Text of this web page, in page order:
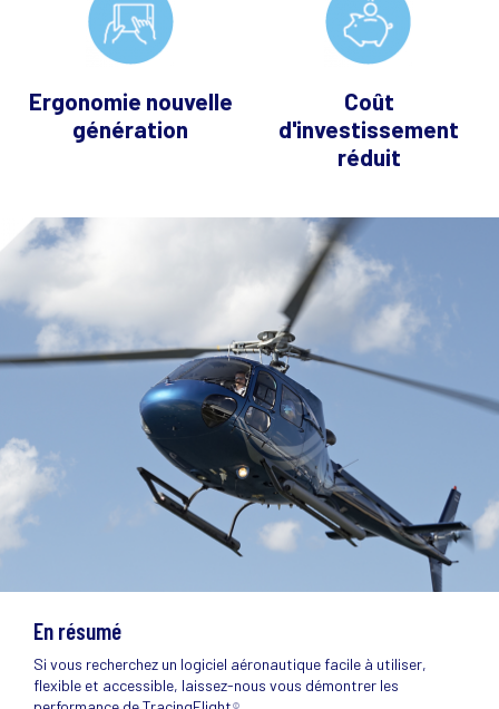
Ergonomie nouvelle
génération
Coût
d'investissement
réduit
En résumé
Si vous recherchez un logiciel aéronautique facile à utiliser,
flexible et accessible, laissez-nous vous démontrer les
©